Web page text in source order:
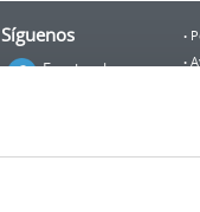
Síguenos
Facebook